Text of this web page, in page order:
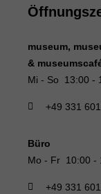
museum,
&
Mi - So 13:00 -
+49 331
Büro
Mo - Fr 10:00 -
+49 331